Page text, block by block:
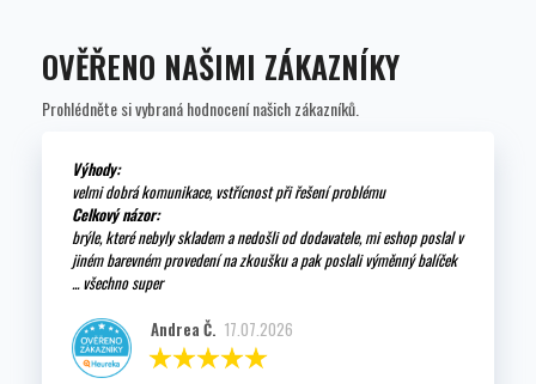
OVĚŘENO NAŠIMI ZÁKAZNÍKY
Prohlédněte si vybraná hodnocení našich zákazníků.
Výhody:
velmi dobrá komunikace, vstřícnost při řešení problému
Celkový názor:
brýle, které nebyly skladem a nedošli od dodavatele, mi eshop poslal v
jiném barevném provedení na zkoušku a pak poslali výměnný balíček
... všechno super
Andrea Č. 17.07.2026